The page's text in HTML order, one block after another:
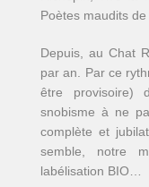
Poètes maudits de
Depuis, au Chat
par an. Par ce
être provisoire)
snobisme à ne
complète et
semble, notre
labélisation BIO…